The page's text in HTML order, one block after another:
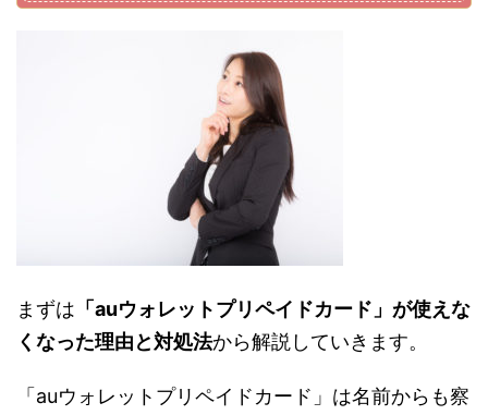
まずは 「auウォレットプリペイドカード」が使えな
くなった理由と対処法から解説していきます。
「auウォレットプリペイドカード」は名前からも察